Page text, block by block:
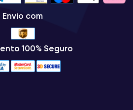
Envio com
100% Seguro